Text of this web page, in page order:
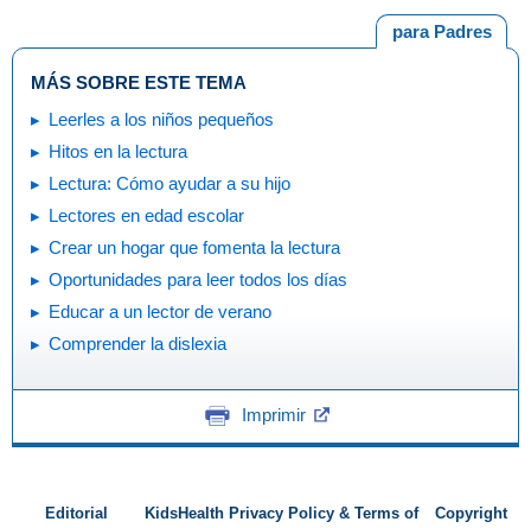
para Padres
MÁS SOBRE ESTE TEMA
Leerles a los niños pequeños
Hitos en la lectura
Lectura: Cómo ayudar a su hijo
Lectores en edad escolar
Crear un hogar que fomenta la lectura
Oportunidades para leer todos los días
Educar a un lector de verano
Comprender la dislexia
Imprimir
Editorial
KidsHealth Privacy Policy & Terms of
Copyright